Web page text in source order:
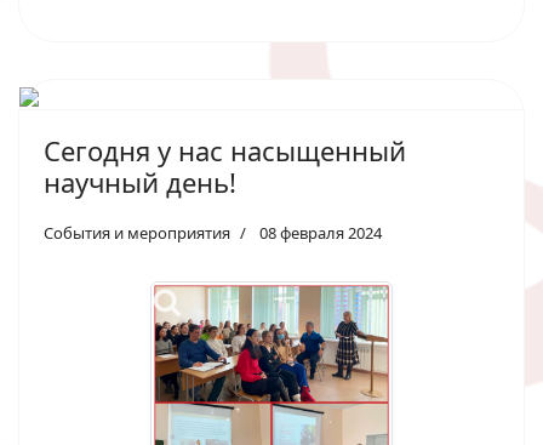
Сегодня у нас насыщенный
научный день!
События и мероприятия 08 февраля 2024